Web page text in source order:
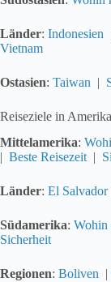
Länder: Indonesien
Vietnam
Ostasien: Taiwan |
Reiseziele in Amerika
Mittelamerika:
| Beste Reisezeit |
Länder: El Salvador
Südamerika: Wohin
Sicherheit
Regionen: Boliven |